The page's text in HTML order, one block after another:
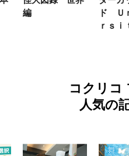
編
ド Ｕ
ｒｓｉ
コクリコ
人気の